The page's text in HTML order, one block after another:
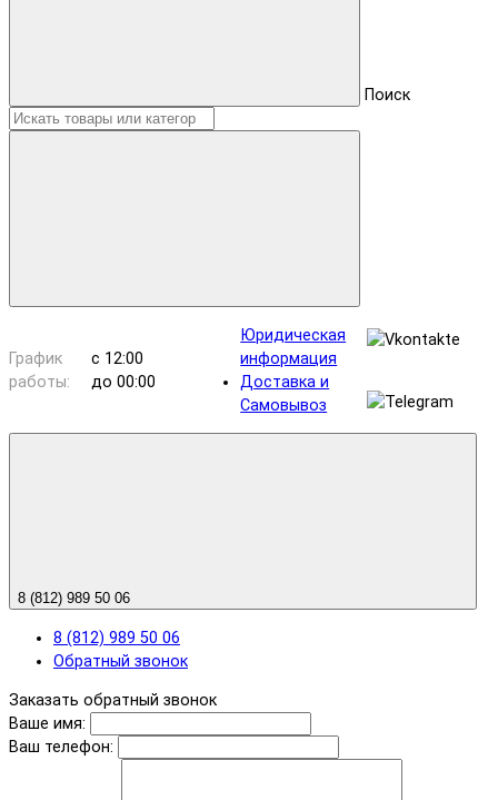
Поиск
График
работы:
с 12:00
до 00:00
Юридическая
информация
Доставка и
Самовывоз
8 (812) 989 50 06
8 (812) 989 50 06
Обратный звонок
Заказать обратный звонок
Ваше имя:
Ваш телефон: